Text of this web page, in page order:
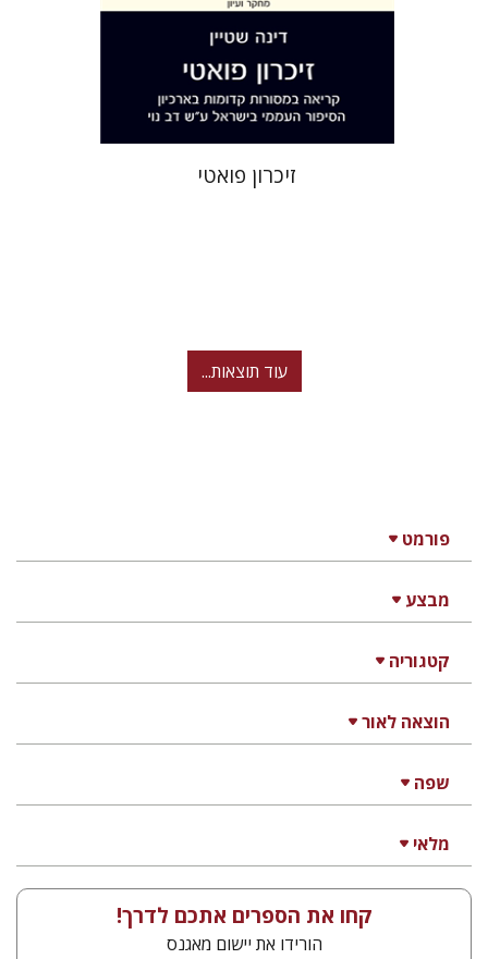
פורמט
מבצע
קטגוריה
הוצאה לאור
שפה
מלאי
הנחת אתר ספר מודפס
$40
$36
זיכרון פואטי
עוד תוצאות...
קחו את הספרים אתכם לדרך!
הורידו את יישום מאגנס